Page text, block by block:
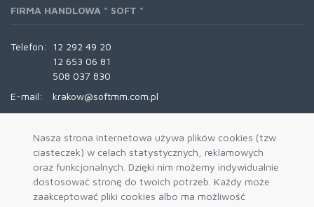
Nasza strona internetowa używa plików cookies (tzw.
ciasteczek) w celach statystycznych, reklamowych
oraz funkcjonalnych. Dzięki nim możemy indywidualnie
dostosować stronę do twoich potrzeb. Każdy może
zaakceptować pliki cookies albo ma możliwość
FIRMA HANDLOWA " SOFT "
Telefon:
12 292 49 20
12 653 06 81
508 037 830
E-mail:
krakow@softmm.com.pl
INFORMACJE
O nas
Kontakt